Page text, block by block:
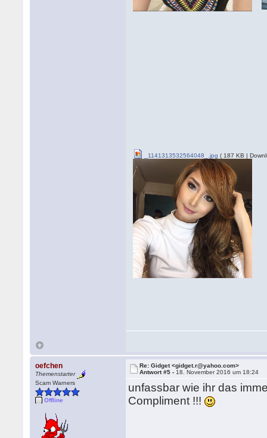
_1141313532564048_.jpg ( 187 KB |
oefchen
Themenstarter
Scam Warners
Offline
Re: Gidget <gidget.r@yahoo.com>
Antwort #5 - 18. November 2016 um 18:24
unfassbar wie ihr das
Compliment !!!